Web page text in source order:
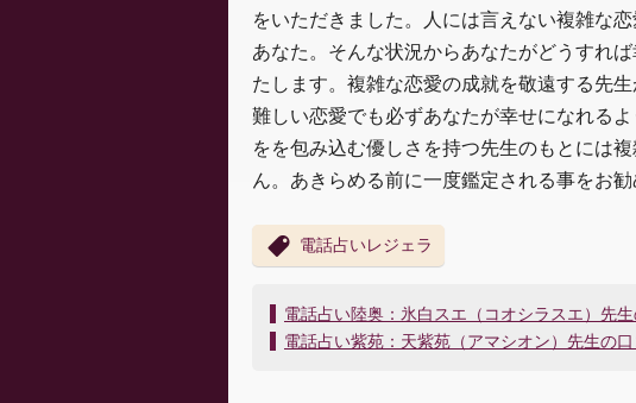
をいただきました。人には言えない複雑な
あなた。そんな状況からあなたがどうすれ
たします。複雑な恋愛の成就を敬遠する先
難しい恋愛でも必ずあなたが幸せになれる
をを包み込む優しさを持つ先生のもとには
ん。あきらめる前に一度鑑定される事をお勧
電話占いレジェラ
投
稿
電話占い陸奥：氷白スエ（コオシラスエ）先生
電話占い紫苑：天紫苑（アマシオン）先生の口